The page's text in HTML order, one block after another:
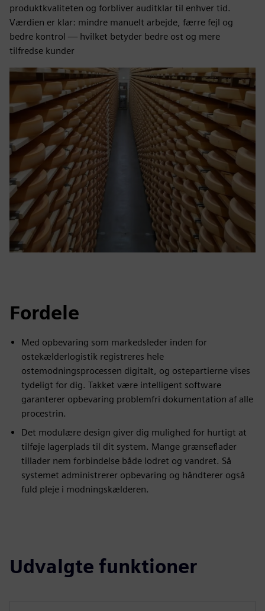
produktkvaliteten og forbliver auditklar til enhver tid.
Værdien er klar: mindre manuelt arbejde, færre fejl og
bedre kontrol — hvilket betyder bedre ost og mere
tilfredse kunder
Fordele
Med opbevaring som markedsleder inden for
ostekælderlogistik registreres hele
ostemodningsprocessen digitalt, og ostepartierne vises
tydeligt for dig. Takket være intelligent software
garanterer opbevaring problemfri dokumentation af alle
procestrin.
Det modulære design giver dig mulighed for hurtigt at
tilføje lagerplads til dit system. Mange grænseflader
tillader nem forbindelse både lodret og vandret. Så
systemet administrerer opbevaring og håndterer også
fuld pleje i modningskælderen.
Udvalgte funktioner